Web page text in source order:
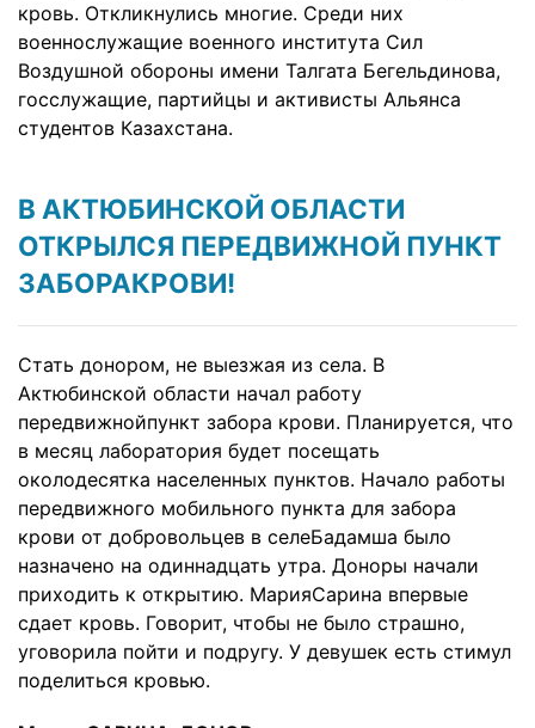
кровь. Откликнулись многие. Среди них
военнослужащие военного института Сил
Воздушной обороны имени Талгата Бегельдинова,
госслужащие, партийцы и активисты Альянса
студентов Казахстана.
В АКТЮБИНСКОЙ ОБЛАСТИ
ОТКРЫЛСЯ ПЕРЕДВИЖНОЙ ПУНКТ
ЗАБОРАКРОВИ!
Стать донором, не выезжая из села. В
Актюбинской области начал работу
передвижнойпункт забора крови. Планируется, что
в месяц лаборатория будет посещать
околодесятка населенных пунктов. Начало работы
передвижного мобильного пункта для забора
крови от добровольцев в селеБадамша было
назначено на одиннадцать утра. Доноры начали
приходить к открытию. МарияСарина впервые
сдает кровь. Говорит, чтобы не было страшно,
уговорила пойти и подругу. У девушек есть стимул
поделиться кровью.